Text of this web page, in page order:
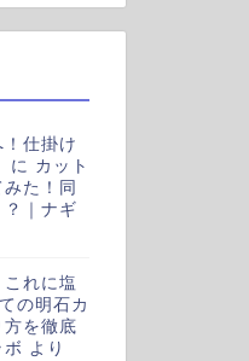
仕掛け
に カット
た！同
？｜ナギ
れに塩
の明石カ
方を徹底
より